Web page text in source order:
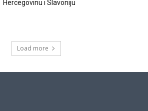
Hercegovinu i Slavoniju
Load more